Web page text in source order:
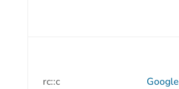
rc::c Google